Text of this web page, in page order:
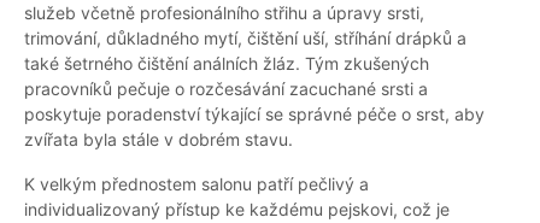
služeb včetně profesionálního střihu a úpravy srsti,
trimování, důkladného mytí, čištění uší, stříhání drápků a
také šetrného čištění análních žláz. Tým zkušených
pracovníků pečuje o rozčesávání zacuchané srsti a
poskytuje poradenství týkající se správné péče o srst, aby
zvířata byla stále v dobrém stavu.
K velkým přednostem salonu patří pečlivý a
individualizovaný přístup ke každému pejskovi, což je